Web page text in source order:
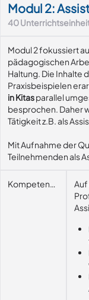
Modul 2:
40
Modul 2 fokussiert
pädagogischen
Haltung. Die Inhalte
Praxisbeispielen
in Kitasparallel
besprochen. Daher
Tätigkeit z.B. als
Mit Aufnahme der
Teilnehmenden als
KompetenzerwerbAuf